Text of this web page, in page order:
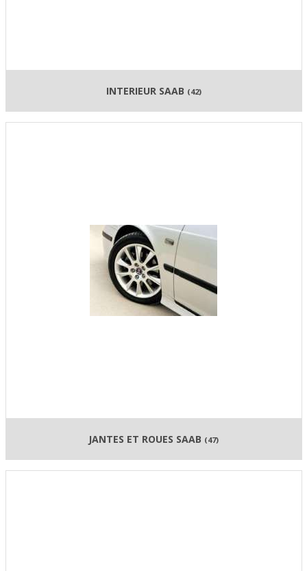
INTERIEUR SAAB (42)
JANTES ET ROUES SAAB (47)